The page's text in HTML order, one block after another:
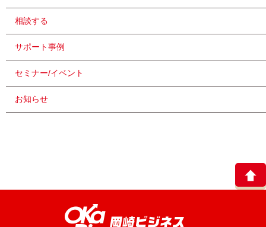
相談する
サポート事例
セミナー/イベント
お知らせ